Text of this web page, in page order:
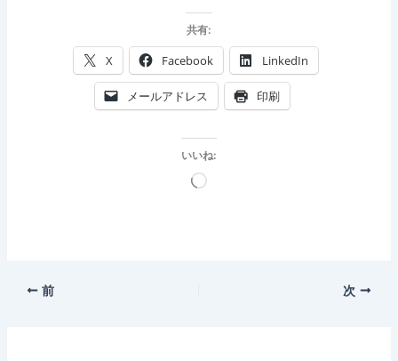
共有:
X Facebook LinkedIn
メールアドレス 印刷
いいね:
読
前 次